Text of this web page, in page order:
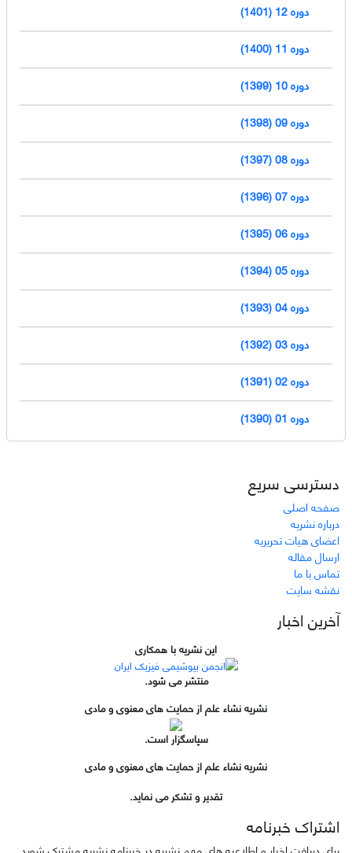
دوره 12 (1401)
دوره 11 (1400)
دوره 10 (1399)
دوره 09 (1398)
دوره 08 (1397)
دوره 07 (1396)
دوره 06 (1395)
دوره 05 (1394)
دوره 04 (1393)
دوره 03 (1392)
دوره 02 (1391)
دوره 01 (1390)
دسترسی سریع
صفحه اصلی
درباره نشریه
اعضای هیات تحریریه
ارسال مقاله
تماس با ما
نقشه سایت
آخرین اخبار
این نشریه با همکاری
منتشر می شود.
نشریه نشاء علم از حمایت های معنوی و مادی
سپاسگزار است.
نشریه نشاء علم از حمایت های معنوی و مادی
تقدیر و تشکر می نماید.
اشتراک خبرنامه